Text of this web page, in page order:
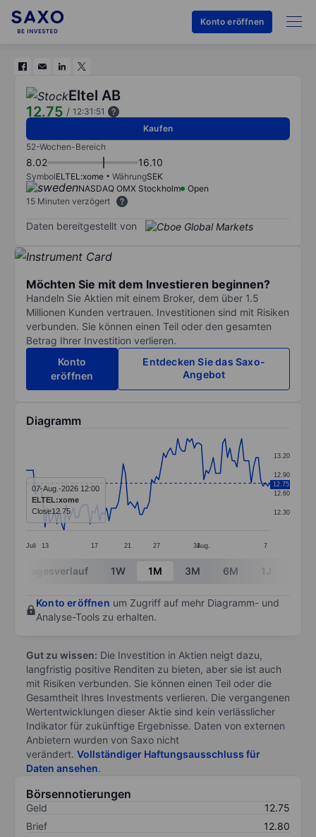
Konto eröffnen
Eltel AB
12.75 / 12:31:51
Kaufen
52-Wochen-Bereich
8.02 16.10
SymbolELTEL:xome WährungSEK
NASDAQ OMX Stockholm
Open
15 Minuten verzögert
Daten bereitgestellt von
Möchten Sie mit dem Investieren beginnen?
Handeln Sie Aktien mit einem Broker, dem über 1.5
Millionen Kunden vertrauen. Investitionen sind mit Risiken
verbunden. Sie können einen Teil oder den gesamten
Betrag Ihrer Investition verlieren.
Konto
eröffnen
Entdecken Sie das Saxo-
Angebot
Diagramm
Line chart with 104 data points.
The chart has 1 X axis displaying categories.
The chart has 1 Y axis displaying values. Data
Juli 13 17 21 27 31Aug. 7
12.30
12.60
12.90
13.20
12.75
07-Aug.-2026 12:00
ELTEL:xome
Close12.75
End of interactive chart.
Tagesverlauf 1W 1M 3M 6M 1J
Konto eröffnen um Zugriff auf mehr Diagramm- und
Analyse-Tools zu erhalten.
Gut zu wissen: Die Investition in Aktien neigt dazu,
langfristig positive Renditen zu bieten, aber sie ist auch
mit Risiken verbunden. Sie können einen Teil oder die
Gesamtheit Ihres Investments verlieren. Die vergangenen
Wertentwicklungen dieser Aktie sind kein verlässlicher
Indikator für zukünftige Ergebnisse. Daten von externen
Anbietern wurden von Saxo nicht
verändert. Vollständiger Haftungsausschluss für
Daten ansehen.
Börsennotierungen
Geld
12.75
Brief
12.80